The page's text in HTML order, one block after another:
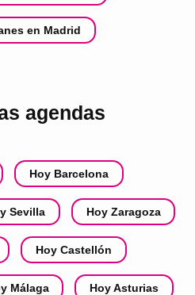
en Madrid
agendas
Hoy Barcelona
Sevilla Hoy Zaragoza
Hoy Castellón
Málaga Hoy Asturias